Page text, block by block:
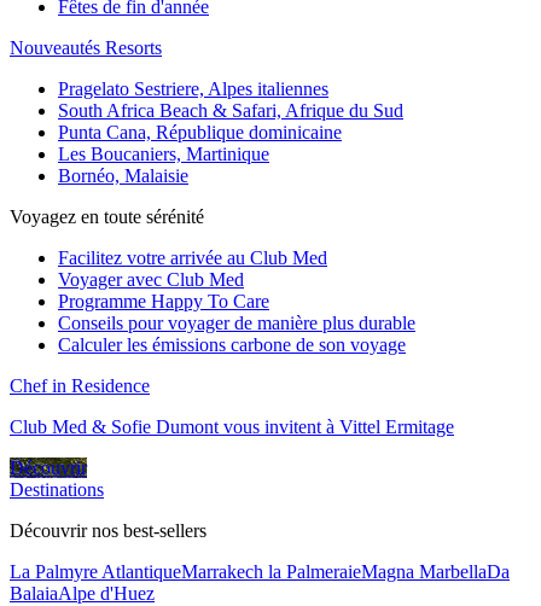
Fêtes de fin d'année
Nouveautés Resorts
Pragelato Sestriere, Alpes italiennes
South Africa Beach & Safari, Afrique du Sud
Punta Cana, République dominicaine
Les Boucaniers, Martinique
Bornéo, Malaisie
Voyagez en toute sérénité
Facilitez votre arrivée au Club Med
Voyager avec Club Med
Programme Happy To Care
Conseils pour voyager de manière plus durable
Calculer les émissions carbone de son voyage
Chef in Residence
Club Med & Sofie Dumont vous invitent à Vittel Ermitage
Découvrir
Destinations
Découvrir nos best-sellers
La Palmyre AtlantiqueMarrakech la PalmeraieMagna MarbellaDa
BalaiaAlpe d'Huez